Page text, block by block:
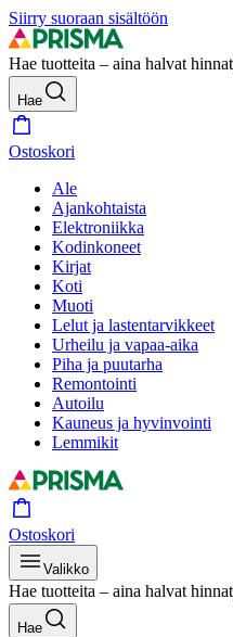
Siirry suoraan sisältöön
Hae tuotteita – aina halvat hinnat
Hae
Ostoskori
Ale
Ajankohtaista
Elektroniikka
Kodinkoneet
Kirjat
Koti
Muoti
Lelut ja lastentarvikkeet
Urheilu ja vapaa-aika
Piha ja puutarha
Remontointi
Autoilu
Kauneus ja hyvinvointi
Lemmikit
Ostoskori
Valikko
Hae tuotteita – aina halvat hinnat
Hae